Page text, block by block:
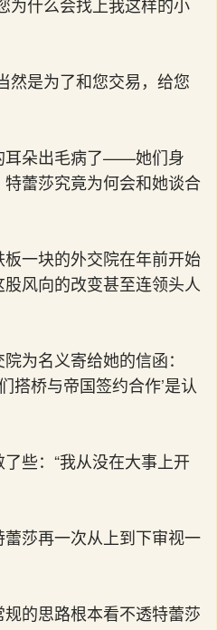
为什么会找上我这样的小
然是为了和您交易，给您
耳朵出毛病了——她们身
蕾莎究竟为何会和她谈合
一块的外交院在年前开始
风向的改变甚至连领头人
为名义寄给她的信函：
搭桥与帝国签约合作’是认
些：“我从没在大事上开
莎再一次从上到下审视一
的思路根本看不透特蕾莎